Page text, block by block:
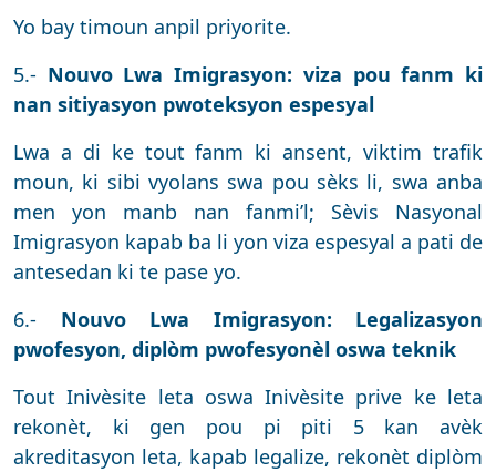
Yo bay timoun anpil priyorite.
5.- Nouvo Lwa Imigrasyon: viza pou fanm ki
nan sitiyasyon pwoteksyon espesyal
Lwa a di ke tout fanm ki ansent, viktim trafik
moun, ki sibi vyolans swa pou sèks li, swa anba
men yon manb nan fanmi’l; Sèvis Nasyonal
Imigrasyon kapab ba li yon viza espesyal a pati de
antesedan ki te pase yo.
6.- Nouvo Lwa Imigrasyon: Legalizasyon
pwofesyon, diplòm pwofesyonèl oswa teknik
Tout Inivèsite leta oswa Inivèsite prive ke leta
rekonèt, ki gen pou pi piti 5 kan avèk
akreditasyon leta, kapab legalize, rekonèt diplòm